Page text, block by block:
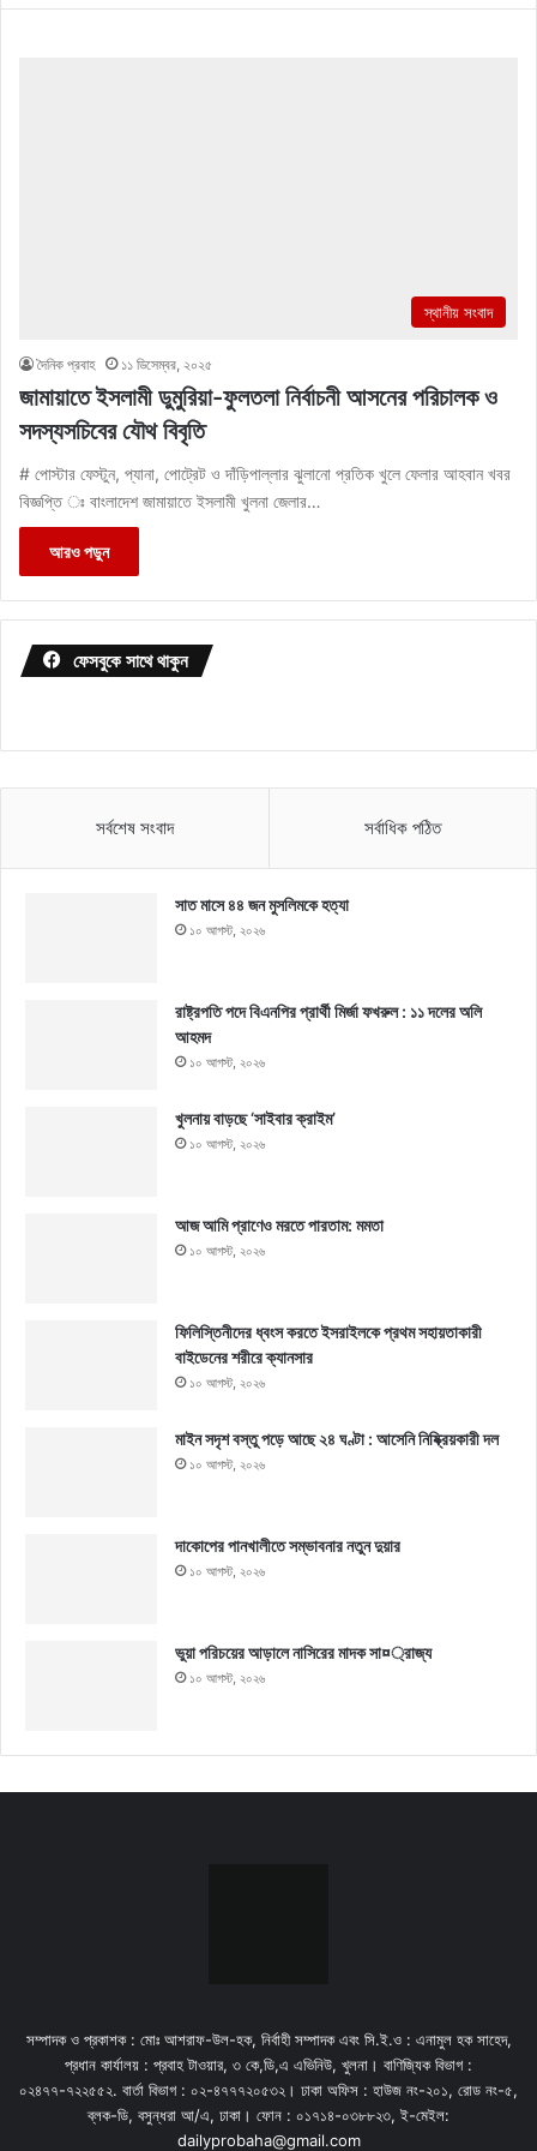
স্থানীয় সংবাদ
দৈনিক প্রবাহ ১১ ডিসেম্বর, ২০২৫
জামায়াতে ইসলামী ডুমুরিয়া-ফুলতলা নির্বাচনী আসনের পরিচালক ও
সদস্যসচিবের যৌথ বিবৃতি
# পোস্টার ফেস্টুন, প্যানা, পোট্রেট ও দাঁড়িপাল্লার ঝুলানো প্রতিক খুলে ফেলার আহবান খবর
বিজ্ঞপ্তি ঃ বাংলাদেশ জামায়াতে ইসলামী খুলনা জেলার…
আরও পড়ুন
ফেসবুকে সাথে থাকুন
সর্বশেষ সংবাদ সর্বাধিক পঠিত
সাত মাসে ৪৪ জন মুসলিমকে হত্যা
১০ আগস্ট, ২০২৬
রাষ্ট্রপতি পদে বিএনপির প্রার্থী মির্জা ফখরুল : ১১ দলের অলি
আহমদ
১০ আগস্ট, ২০২৬
খুলনায় বাড়ছে ‘সাইবার ক্রাইম’
১০ আগস্ট, ২০২৬
আজ আমি প্রাণেও মরতে পারতাম: মমতা
১০ আগস্ট, ২০২৬
ফিলিস্তিনীদের ধ্বংস করতে ইসরাইলকে প্রথম সহায়তাকারী
বাইডেনের শরীরে ক্যানসার
১০ আগস্ট, ২০২৬
মাইন সদৃশ বস্তু পড়ে আছে ২৪ ঘণ্টা : আসেনি নিষ্ক্রিয়কারী দল
১০ আগস্ট, ২০২৬
দাকোপের পানখালীতে সম্ভাবনার নতুন দুয়ার
১০ আগস্ট, ২০২৬
ভুয়া পরিচয়ের আড়ালে নাসিরের মাদক সা¤্রাজ্য
১০ আগস্ট, ২০২৬
সম্পাদক ও প্রকাশক : মোঃ আশরাফ-উল-হক, নির্বাহী সম্পাদক এবং সি.ই.ও : এনামুল হক সাহেদ,
প্রধান কার্যালয় : প্রবাহ টাওয়ার, ৩ কে,ডি,এ এভিনিউ, খুলনা। বাণিজ্যিক বিভাগ :
০২৪৭৭-৭২২৫৫২. বার্তা বিভাগ : ০২-৪৭৭৭২০৫৩২। ঢাকা অফিস : হাউজ নং-২০১, রোড নং-৫,
ব্লক-ডি, বসুন্ধরা আ/এ, ঢাকা। ফোন : ০১৭১৪-০৩৮৮২৩, ই-মেইল:
dailyprobaha@gmail.com